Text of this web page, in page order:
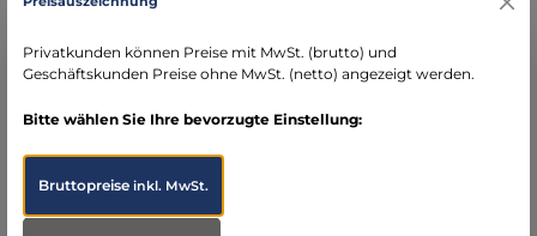
Bereich Notfallmedizin
Beschreibung
Das Modell VORTEX FIRECUT ist die passende Einsatzhose zur
Einsatzjacke ENFORCER Modell "Braunschweig" und ist mit
Privatkunden können Preise mit MwSt. (brutto) und
Geschäftskunden Preise ohne MwSt. (netto) angezeigt werden.
Bitte wählen Sie Ihre bevorzugte Einstellung:
Bruttopreiseinkl. MwSt.